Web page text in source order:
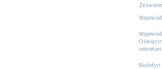
Biuletyn